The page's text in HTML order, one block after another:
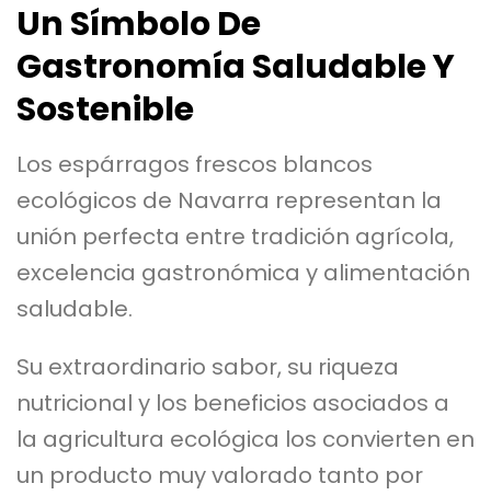
Un Símbolo De
Gastronomía Saludable Y
Sostenible
Los espárragos frescos blancos
ecológicos de Navarra representan la
unión perfecta entre tradición agrícola,
excelencia gastronómica y alimentación
saludable.
Su extraordinario sabor, su riqueza
nutricional y los beneficios asociados a
la agricultura ecológica los convierten en
un producto muy valorado tanto por